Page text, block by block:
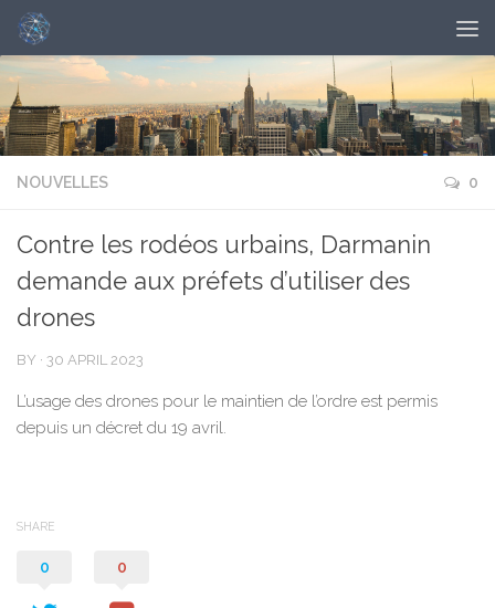
NOUVELLES 0
Contre les rodéos urbains, Darmanin
demande aux préfets d’utiliser des
drones
BY · 30 APRIL 2023
L’usage des drones pour le maintien de l’ordre est permis
depuis un décret du 19 avril.
SHARE
0 0